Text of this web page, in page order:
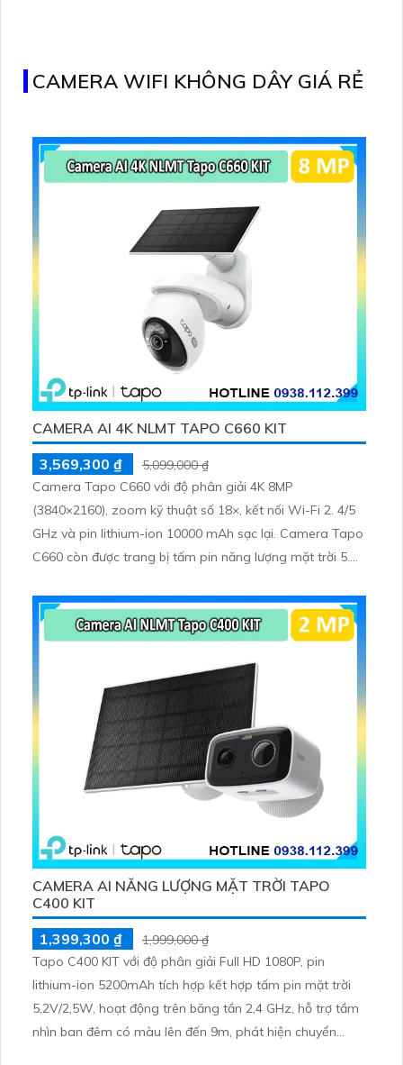
CAMERA WIFI KHÔNG DÂY GIÁ RẺ
CAMERA AI 4K NLMT TAPO C660 KIT
3,569,300 ₫
5,099,000 ₫
Camera Tapo C660 với độ phân giải 4K 8MP
(3840×2160), zoom kỹ thuật số 18×, kết nối Wi-Fi 2. 4/5
GHz và pin lithium-ion 10000 mAh sạc lại. Camera Tapo
C660 còn được trang bị tấm pin năng lượng mặt trời 5.
tiện, lưu trữ thẻ microSD tối đa 512 GB
CAMERA AI NĂNG LƯỢNG MẶT TRỜI TAPO
C400 KIT
1,399,300 ₫
1,999,000 ₫
Tapo C400 KIT với độ phân giải Full HD 1080P, pin
lithium-ion 5200mAh tích hợp kết hợp tấm pin mặt trời
5,2V/2,5W, hoạt động trên băng tần 2,4 GHz, hỗ trợ tầm
nhìn ban đêm có màu lên đến 9m, phát hiện chuyển